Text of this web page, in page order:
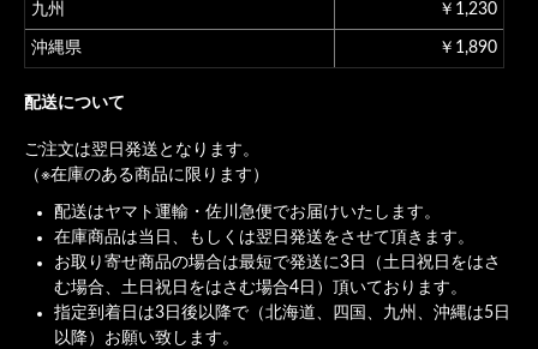
九州 ￥1,230
沖縄県 ￥1,890
配送について
ご注文は翌日発送となります。
（※在庫のある商品に限ります）
配送はヤマト運輸・佐川急便でお届けいたします。
在庫商品は当日、もしくは翌日発送をさせて頂きます。
お取り寄せ商品の場合は最短で発送に3日（土日祝日をはさ
む場合、土日祝日をはさむ場合4日）頂いております。
指定到着日は3日後以降で（北海道、四国、九州、沖縄は5日
以降）お願い致します。